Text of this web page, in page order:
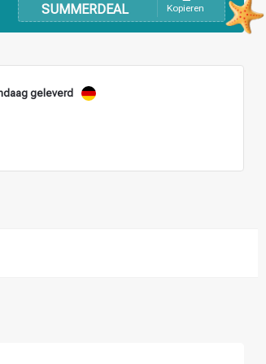
SUMMERDEAL Kopieren
geleverd